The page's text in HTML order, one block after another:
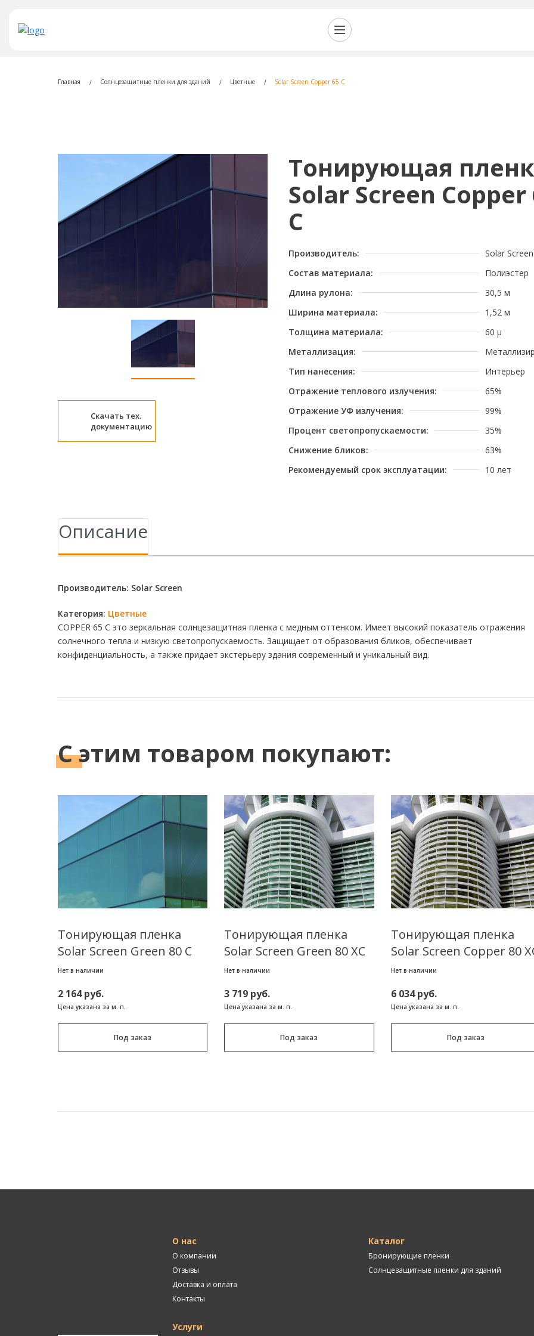
Главная Солнцезащитные пленки для зданий Цветные Solar Screen Copper 65 C
Скачать тех.
документацию
Тонирующая
Solar Screen Copper
C
Производитель:
Solar Screen
Состав материала:
Полиэстер
Длина рулона:
30,5 м
Ширина материала:
1,52 м
Толщина материала:
60 μ
Металлизация:
Тип нанесения:
Интерьер
Отражение теплового излучения:
65%
Отражение УФ излучения:
99%
Процент светопропускаемости:
35%
Снижение бликов:
63%
Рекомендуемый срок эксплуатации:
10 лет
Описание
Производитель: Solar Screen
Категория: Цветные
COPPER 65 C это зеркальная солнцезащитная пленка с медным оттенком. Имеет высокий показатель отражения
солнечного тепла и низкую светопропускаемость. Защищает от образования бликов, обеспечивает
конфиденциальность, а также придает экстерьеру здания современный и уникальный вид.
С этим товаром покупают:
Тонирующая пленка
Solar Screen Green 80 C
Нет в наличии
2 164 руб.
Цена указана за м. п.
Под заказ
Тонирующая пленка
Solar Screen Green 80 XC
Нет в наличии
3 719 руб.
Цена указана за м. п.
Под заказ
Тонирующая пленка
Solar Screen Copper 80
Нет в наличии
6 034 руб.
Цена указана за м. п.
Под заказ
О нас
О компании
Отзывы
Доставка и оплата
Контакты
Услуги
Каталог
Бронирующие пленки
Солнцезащитные пленки для зданий